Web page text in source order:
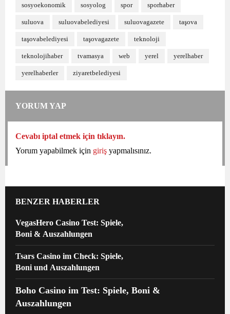
sosyoekonomik sosyolog spor sporhaber
suluova suluovabelediyesi suluovagazete taşova
taşovabelediyesi taşovagazete teknoloji
teknolojihaber tvamasya web yerel yerelhaber
yerelhaberler ziyaretbelediyesi
YORUM YAP
Cevabı iptal etmek için tıklayın.
Yorum yapabilmek için giriş yapmalısınız.
BENZER HABERLER
VegasHero Casino Test: Spiele,
Boni & Auszahlungen
Tsars Casino im Check: Spiele,
Boni und Auszahlungen
Boho Casino im Test: Spiele, Boni &
Auszahlungen